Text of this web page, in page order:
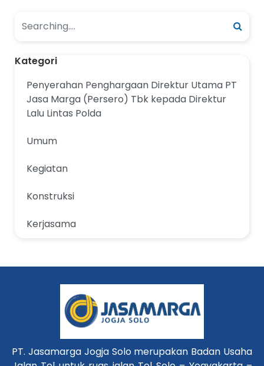
Kategori
Penyerahan Penghargaan Direktur Utama PT
Jasa Marga (Persero) Tbk kepada Direktur
Lalu Lintas Polda
Umum
Kegiatan
Konstruksi
Kerjasama
PT. Jasamarga Jogja Solo merupakan Badan Usaha